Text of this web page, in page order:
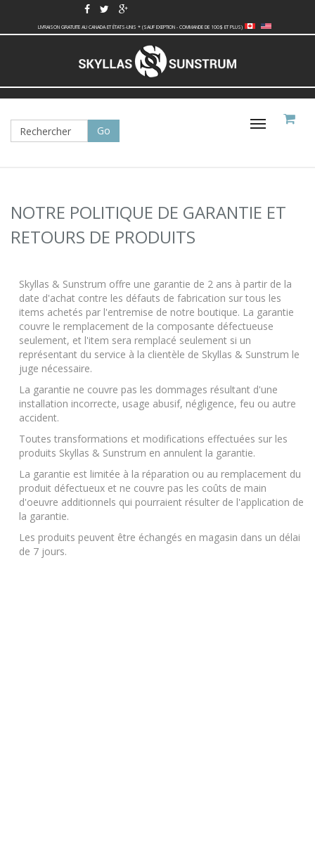
LIVRAISON GRATUITE AU CANADA ET ÉTATS-UNIS * (SAUF EXEPTION - COMMANDE DE 100$ ET PLUS)
Basculer
NOTRE POLITIQUE DE GARANTIE ET
RETOURS DE PRODUITS
Skyllas & Sunstrum offre une garantie de 2 ans à partir de la
date d'achat contre les défauts de fabrication sur tous les
items achetés par l'entremise de notre boutique. La garantie
couvre le remplacement de la composante défectueuse
seulement, et l'item sera remplacé seulement si un
représentant du service à la clientèle de Skyllas & Sunstrum le
juge nécessaire.
La garantie ne couvre pas les dommages résultant d'une
installation incorrecte, usage abusif, négligence, feu ou autre
accident.
Toutes transformations et modifications effectuées sur les
produits Skyllas & Sunstrum en annulent la garantie.
La garantie est limitée à la réparation ou au remplacement du
produit défectueux et ne couvre pas les coûts de main
d'oeuvre additionnels qui pourraient résulter de l'application de
la garantie.
Les produits peuvent être échangés en magasin dans un délai
de 7 jours.